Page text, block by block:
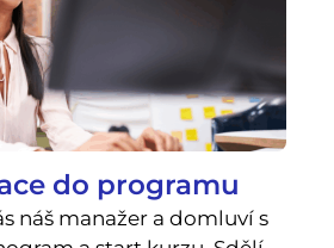
do programu
náš manažer a domluví s